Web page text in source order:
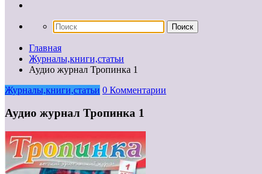
Главная
Журналы,книги,статьи
Аудио журнал Тропинка 1
Журналы,книги,статьи 0 Комментарии
Аудио журнал Тропинка 1